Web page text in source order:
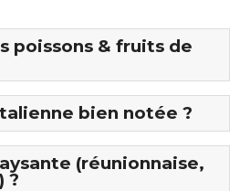
poissons & fruits de
bien notée ?
(réunionnaise,
?